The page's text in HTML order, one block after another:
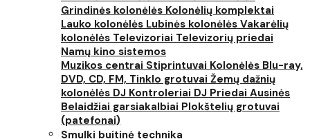
Grindinės kolonėlės Kolonėlių komplektai
Lauko kolonėlės Lubinės kolonėlės Vakarėlių
kolonėlės Televizoriai Televizorių priedai
Namų kino sistemos
Muzikos centrai Stiprintuvai Kolonėlės Blu-ray,
DVD, CD, FM, Tinklo grotuvai Žemų dažnių
kolonėlės DJ Kontroleriai DJ Priedai Ausinės
Belaidžiai garsiakalbiai Plokštelių grotuvai
(patefonai)
Smulki buitinė technika